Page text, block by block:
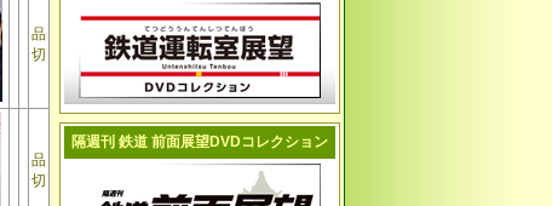
品
切
品
切
隔週刊 鉄道 前面展望DVDコレクション